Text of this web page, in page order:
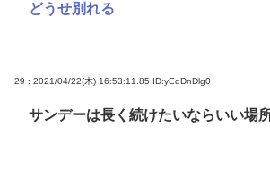
どうせ別れる
29 : 2021/04/22(木) 16:53:11.85 ID:yEqDnDlg0
サンデーは長く続けたいならいい場